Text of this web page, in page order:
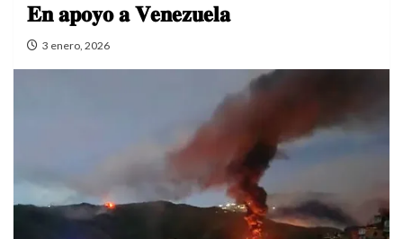
𝐄𝐧 𝐚𝐩𝐨𝐲𝐨 𝐚 𝐕𝐞𝐧𝐞𝐳𝐮𝐞𝐥𝐚
3 enero, 2026